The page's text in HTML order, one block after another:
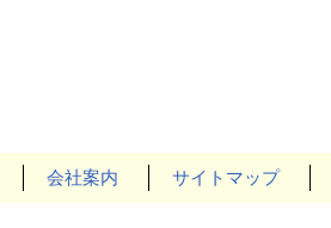
会社案内 サイトマップ